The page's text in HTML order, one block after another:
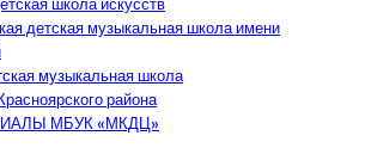
детская музыкальная школа имени
музыкальная школа
района
МБУК «МКДЦ»